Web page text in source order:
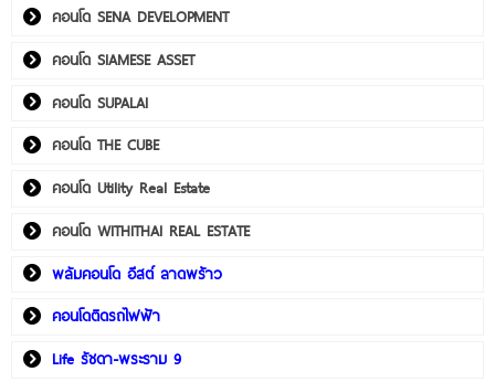
คอนโด SENA DEVELOPMENT
คอนโด SIAMESE ASSET
คอนโด SUPALAI
คอนโด THE CUBE
คอนโด Utility Real Estate
คอนโด WITHITHAI REAL ESTATE
พลัมคอนโด อีสต์ ลาดพร้าว
คอนโดติดรถไฟฟ้า
Life รัชดา-พระราม 9